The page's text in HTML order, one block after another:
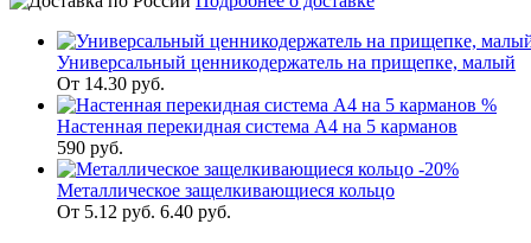
Универсальный ценникодержатель на прищепке, малый
От 14.30 руб.
%
Настенная перекидная система А4 на 5 карманов
590 руб.
-20%
Металлическое защелкивающиеся кольцо
От 5.12 руб. 6.40 руб.